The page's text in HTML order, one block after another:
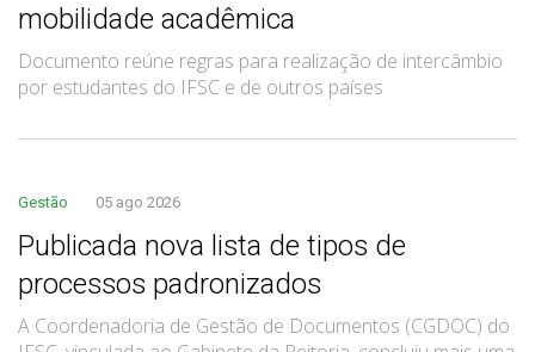
mobilidade acadêmica
Documento reúne regras para realização de intercâmbio
por estudantes do IFSC e de outros países
Gestão 05 ago 2026
Publicada nova lista de tipos de
processos padronizados
A Coordenadoria de Gestão de Documentos (CGDOC) do